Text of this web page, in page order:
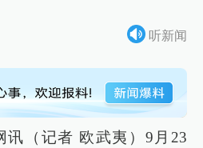
听新闻
讯（记者 欧武夷）9月23